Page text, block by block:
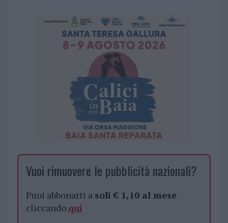
Vuoi rimuovere le pubblicità nazionali?
Puoi abbonarti a soli € 1,10 al mese
cliccando qui